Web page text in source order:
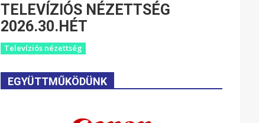
TELEVÍZIÓS NÉZETTSÉG
2026.30.HÉT
Televíziós nézettség
EGYÜTTMŰKÖDÜNK